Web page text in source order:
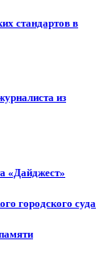
стандартов в
из
«Дайджест»
городского суда